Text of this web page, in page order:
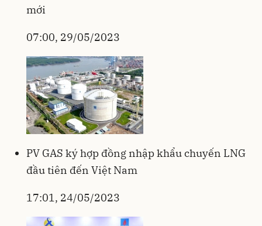
mới
07:00, 29/05/2023
PV GAS ký hợp đồng nhập khẩu chuyến LNG
đầu tiên đến Việt Nam
17:01, 24/05/2023